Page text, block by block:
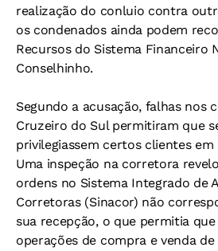
realização do conluio contra
os condenados ainda podem
Recursos do Sistema Financeiro
Conselhinho.
Segundo a acusação, falhas nos
Cruzeiro do Sul permitiram que
privilegiassem certos clientes
Uma inspeção na corretora
ordens no Sistema Integrado de
Corretoras (Sinacor) não
sua recepção, o que permitia
operações de compra e venda